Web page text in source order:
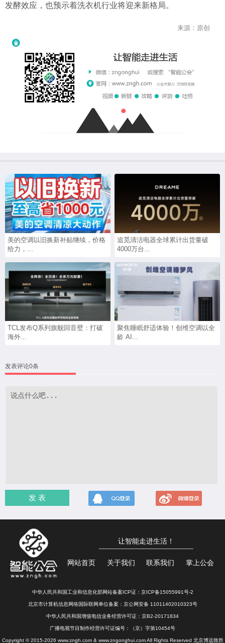
发酵效应，也预示着洗衣机行业将迎来新格局。
来源：原创
美的空调以旧换新补贴继续，价格
给力，...
追觅清洁电器全球累计出货量破
4000万台...
TCL发布Q系列旗舰回音壁：打破
海外...
聚焦睡眠舒适体验！创维空调以全
龄 AI...
发表评论0条
发 表
让智能走进生活！
网站首页 关于我们 联系我们 掌上公会
中华人民共和国工业和信息化部网站备案ICP证： 京ICP备15055991号-2
北京市计算机信息网络国际联网单位备案： 京公网安备 11011402010323号
中华人民共和国增值电信业务经营许可证：京B2-20171834
广播电视节目制作经营许可证编号：（京）字第10454号
Copyright © 2015-2026 www.zngh.com & www.zngonghui.com All Rights Reserved 北京博远致胜